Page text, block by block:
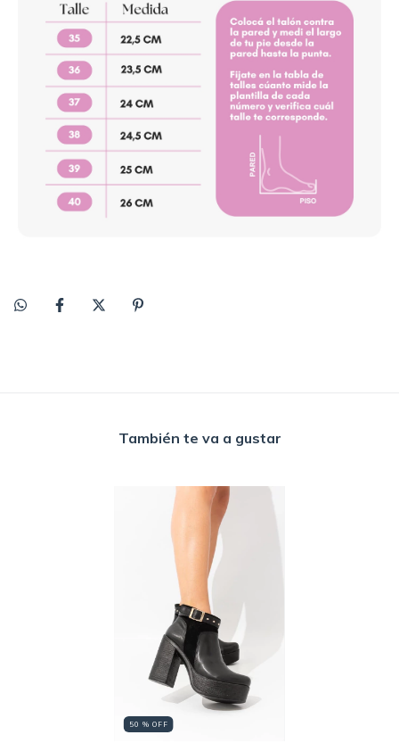
También te va a gustar
50 % OFF